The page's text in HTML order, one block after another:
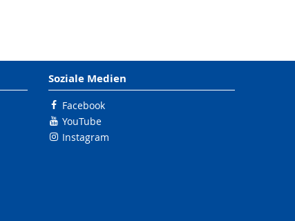
Soziale Medien
Facebook
YouTube
Instagram